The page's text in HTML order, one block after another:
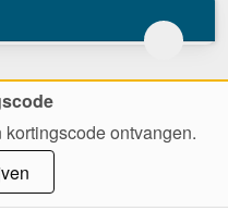
ontvangen.